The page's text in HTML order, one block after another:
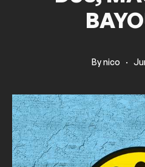
Bynico ·